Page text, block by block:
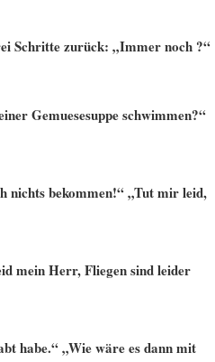
Schritte zurück: „Immer noch ?“
Gemuesesuppe schwimmen?“
nichts bekommen!“ „Tut mir leid,
mein Herr, Fliegen sind leider
habe.“ „Wie wäre es dann mit